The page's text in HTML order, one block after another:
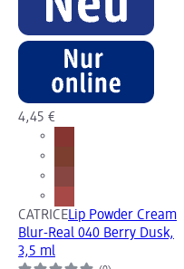
4,45 €
CATRICELip Powder Cream
Blur-Real 040 Berry Dusk,
3,5 ml